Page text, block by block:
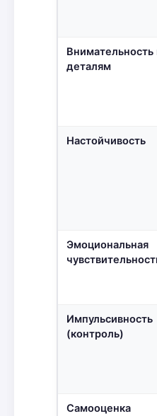
Внимательность
деталям
Настойчивость
Эмоциональная
Импульсивность
(контроль)
Самооценка